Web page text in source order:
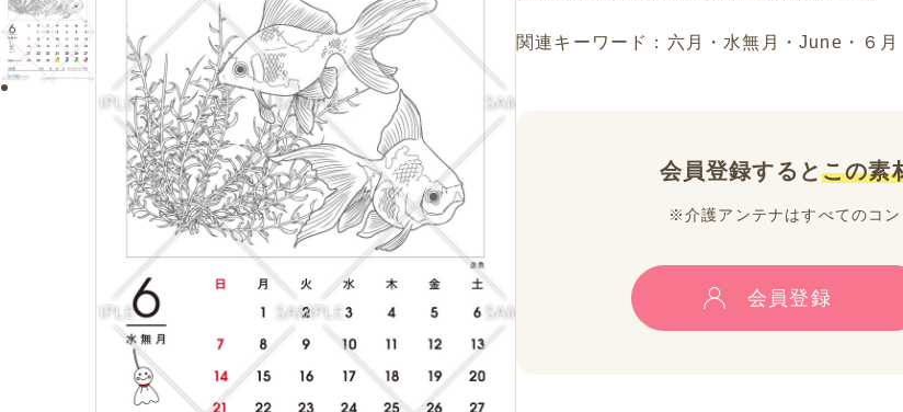
関連キーワード：六月・水無月・June・６
会員登録するとこの素
※介護アンテナはすべてのコン
会員登録